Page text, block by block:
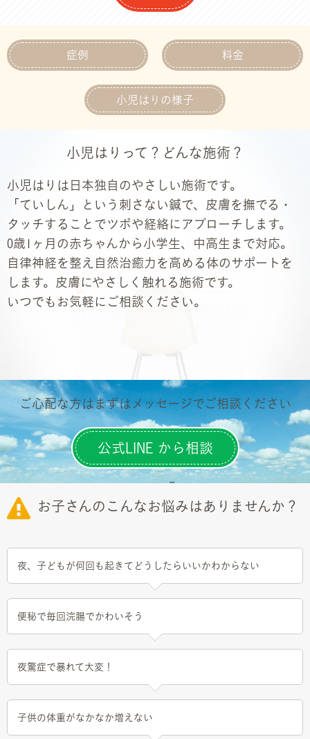
症例 料金
小児はりの様子
小児はりって？どんな施術？
小児はりは日本独自のやさしい施術です。
「ていしん」という刺さない鍼で、皮膚を撫でる・
タッチすることでツボや経絡にアプローチします。
0歳1ヶ月の赤ちゃんから小学生、中高生まで対応。
自律神経を整え自然治癒力を高める体のサポートを
します。皮膚にやさしく触れる施術です。
いつでもお気軽にご相談ください。
ご心配な方はまずはメッセージでご相談ください
公式LINE から相談
お子さんのこんなお悩みはありませんか？
夜、子どもが何回も起きてどうしたらいいかわからない
便秘で毎回浣腸でかわいそう
夜驚症で暴れて大変！
子供の体重がなかなか増えない